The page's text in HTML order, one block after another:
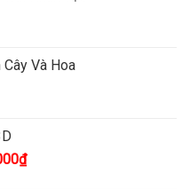
Cây Và Hoa
₫